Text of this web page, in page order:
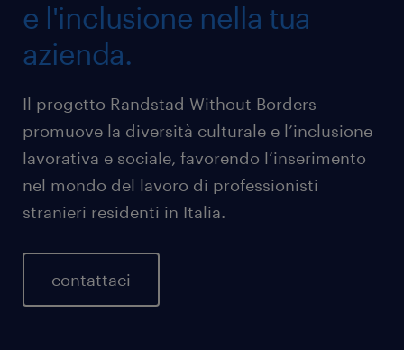
e l'inclusione nella tua
azienda.
Il progetto Randstad Without Borders
promuove la diversità culturale e l’inclusione
lavorativa e sociale, favorendo l’inserimento
nel mondo del lavoro di professionisti
stranieri residenti in Italia.
contattaci